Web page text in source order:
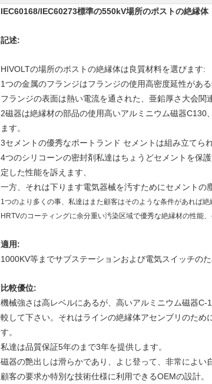
IEC60168/IEC60273標準の550kV場所のポストの絶縁体
記述:
HIVOLTの場所のポストの絶縁体は良質材料を選びます:
1つの金属のフランジはフランジの使用高密度延性があ
フランジの表面は熱い電流を通された、亜鉛厚さ大会関
2磁器は絶縁材の部品の使用高いアルミニウム磁器
ます。
3セメントの優秀なポートランド セメントは組み立てら
4つのシリコーンの密封剤私達はちょうどセメントを保
定した性能を訴えます、
一方、それは下ります電気器械を汚すためにセメントの
1つのより多くの事、私達はまた顧客はそのような条件があれば
HRTVのコーティングに余分重い汚染区域で優秀な絶縁材の性能
適用:
1000KV等までサブステーションおよび電気スイッチの
比較優位:
機械強さは高レベルにあるが、高いアルミニウム磁器
較して下さい。それはラインの絶縁体アセンブリのた
す。
私達は品質保証5年のまで3年を提供します。
磁器の艶出しは滑らかであり、よじ登って、非常によい
顧客の要求か特別な技術仕様に利用できるOEMの設計。